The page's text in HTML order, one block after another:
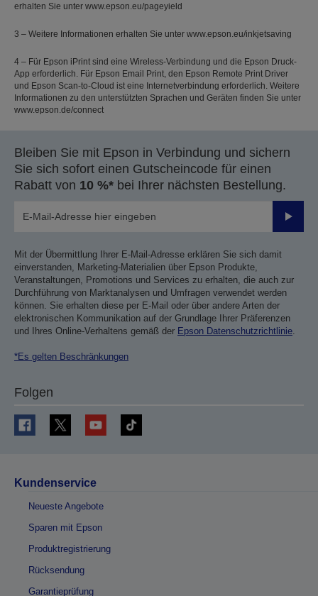
erhalten Sie unter www.epson.eu/pageyield
3 – Weitere Informationen erhalten Sie unter www.epson.eu/inkjetsaving
4 – Für Epson iPrint sind eine Wireless-Verbindung und die Epson Druck-
App erforderlich. Für Epson Email Print, den Epson Remote Print Driver
und Epson Scan-to-Cloud ist eine Internetverbindung erforderlich. Weitere
Informationen zu den unterstützten Sprachen und Geräten finden Sie unter
www.epson.de/connect
Bleiben Sie mit Epson in Verbindung und sichern
Sie sich sofort einen Gutscheincode für einen
Rabatt von 10 %* bei Ihrer nächsten Bestellung.
Mit der Übermittlung Ihrer E-Mail-Adresse erklären Sie sich damit
einverstanden, Marketing-Materialien über Epson Produkte,
Veranstaltungen, Promotions und Services zu erhalten, die auch zur
Durchführung von Marktanalysen und Umfragen verwendet werden
können. Sie erhalten diese per E-Mail oder über andere Arten der
elektronischen Kommunikation auf der Grundlage Ihrer Präferenzen
und Ihres Online-Verhaltens gemäß der Epson Datenschutzrichtlinie
*Es gelten Beschränkungen
Folgen
Kundenservice
Neueste Angebote
Sparen mit Epson
Produktregistrierung
Rücksendung
Garantieprüfung